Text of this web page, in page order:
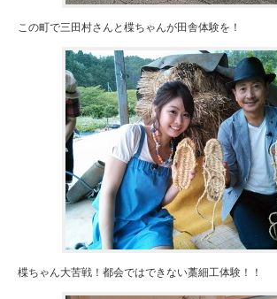
この町で三田村さんと楪ちゃんが田舎体験を！
楪ちゃん大苦戦！都会ではできない藁細工体験！！